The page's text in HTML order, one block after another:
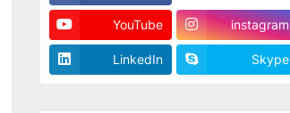
YouTube instagram
LinkedIn Skype